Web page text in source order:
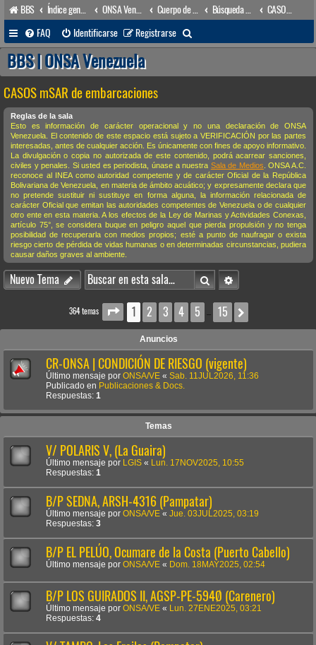
BBS Índice general ONSA Venezuela (acceso público)
FAQ
Identificarse Registrarse
u
a
r
BBS | ONSA Venezuela
CASOS mSAR de embarcaciones
Reglas de la sala
Esto es información de carácter operacional y no una declaración de ONSA
Venezuela. El contenido de este espacio está sujeto a VERIFICACIÓN por las partes
interesadas, antes de cualquier acción. Es únicamente con fines de apoyo informativo.
La divulgación o copia no autorizada de este contenido, podrá acarrear sanciones,
civiles y penales. Si usted es periodista, únase a nuestra Sala de Medios . ONSA A.C.
reconoce al INEA como autoridad competente y de carácter Oficial de la República
Bolivariana de Venezuela, en materia de ámbito acuático; y expresamente declara que
no pretende sustituir ni sustituye en forma alguna, la información relacionada de
carácter Oficial que emitan las autoridades competentes de Venezuela o de cualquier
otro ente en esta materia. A los efectos de la Ley de Marinas y Actividades Conexas,
artículo 75°, se considera buque en peligro aquel que pierda propulsión y no tenga
posibilidad de recuperarla con medios propios; esté a punto de naufragar o exista
riesgo cierto de pérdida de vidas humanas o en determinadas circunstancias, pudiera
causar daños graves al ambiente.
Nuevo Tema BuscarBúsqueda avanzada
364 temas Página1 de 15
1 2 3 4 5 … 15
Anuncios
CR-ONSA | CONDICIÓN DE RIESGO (vigente)
Último mensaje por ONSA/VE « Sab. 11JUL2026, 11:36
Publicado en Publicaciones & Docs.
Respuestas: 1
Temas
V/ POLARIS V, (La Guaira)
Último mensaje por LGIS «
Lun. 17NOV2025, 10:55
Respuestas: 1
B/P SEDNA, ARSH-4316 (Pampatar)
Último mensaje por ONSA/VE « Jue. 03JUL2025, 03:19
Respuestas: 3
B/P EL PELÚO, Ocumare de la Costa (Puerto Cabello)
Último mensaje por ONSA/VE « Dom. 18MAY2025, 02:54
B/P LOS GUIRADOS II, AGSP-PE-594Ø (Carenero)
Último mensaje por ONSA/VE «
Lun. 27ENE2025, 03:21
Respuestas: 4